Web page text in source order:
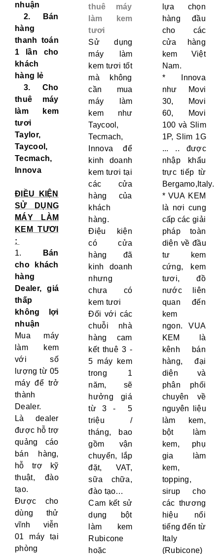
nhuận
2. Bán
hàng
thanh toán
1 lần cho
khách
hàng lẻ
3. Cho
thuê máy
làm kem
tươi
Taylor,
Taycool,
Tecmach,
Innova
ĐIỀU KIỆN
SỬ DỤNG
MÁY LÀM
KEM TƯƠI
:
1.
Bán
cho khách
hàng
Dealer, giá
thấp
không lợi
nhuận
Mua máy
làm kem
với số
lượng từ 05
máy để trở
thành
Dealer.
Là dealer
được hỗ trợ
quảng cáo
bán hàng,
hỗ trợ kỹ
thuật, đào
tạo.
Được cho
dùng thử
vĩnh viễn
01 máy tại
phòng
thuê máy
làm kem
tươi
Sử dụng
máy làm
kem tươi tốt
mà không
cần mua
máy làm
kem như
Taycool,
Tecmach,
Innova để
kinh doanh
kem tươi tại
các cửa
hàng của
khách
hàng.
Điệu kiện
có cửa
hàng đã
kinh doanh
nhưng
chưa có
kem tươi
Đối với các
chuỗi nhà
hàng cam
kết thuê 3 -
5 máy kem
trong 1
năm, sẽ
hưởng giá
từ 3 - 5
triệu /
tháng, bao
gồm vận
chuyển, lắp
đặt, VAT,
sữa chữa,
đào tạo…
Cam kết sử
dụng bột
làm kem
Rubicone
hoặc
lựa chọn
hàng đầu
cho các
cửa hàng
kem Việt
Nam.
* Innova
như Movi
30, Movi
60, Movi
100 và Slim
1P, Slim 1G
... .. được
nhập khẩu
trực tiếp từ
Bergamo,Italy.
* VUA KEM
là nơi cung
cấp các giải
pháp toàn
diện về đầu
tư kem
cứng, kem
tươi, đồ
nước liên
quan đến
kem
ngon. VUA
KEM là
kênh bán
hàng, đại
diện và
phân phối
chuyên về
nguyên liệu
làm kem,
bột làm
kem, phụ
gia làm
kem,
topping,
sirup cho
các thương
hiệu nổi
tiếng đến từ
Italy
(Rubicone)